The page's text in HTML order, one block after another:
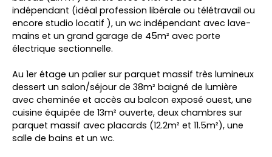
indépendant (idéal profession libérale ou télétravail ou
encore studio locatif ), un wc indépendant avec lave-
mains et un grand garage de 45m² avec porte
électrique sectionnelle.
Au 1er étage un palier sur parquet massif très lumineux
dessert un salon/séjour de 38m² baigné de lumière
avec cheminée et accès au balcon exposé ouest, une
cuisine équipée de 13m² ouverte, deux chambres sur
parquet massif avec placards (12.2m² et 11.5m²), une
salle de bains et un wc.